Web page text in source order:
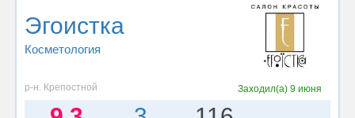
Эгоистка
Косметология
р-н. Крепостной Заходил(а) 9 июня